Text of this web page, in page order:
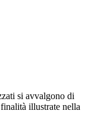
si avvalgono di
illustrate nella